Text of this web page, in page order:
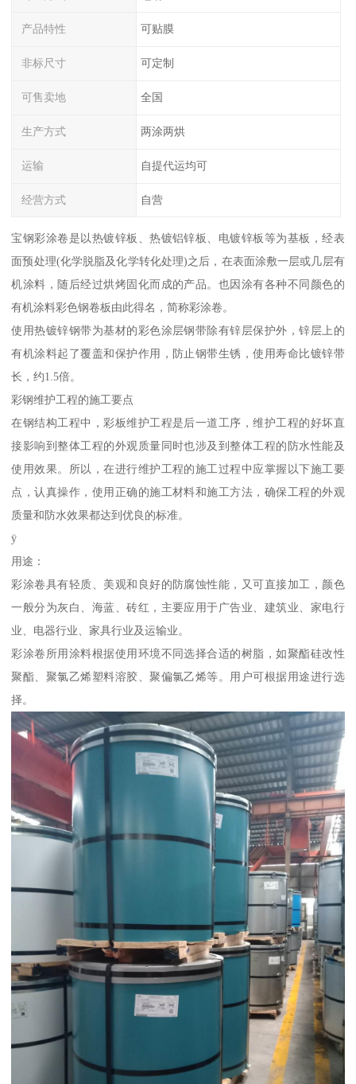
产品特性 可贴膜
非标尺寸 可定制
可售卖地 全国
生产方式 两涂两烘
运输 自提代运均可
经营方式 自营
宝钢彩涂卷是以热镀锌板、热镀铝锌板、电镀锌板等为基板，经表
面预处理(化学脱脂及化学转化处理)之后，在表面涂敷一层或几层有
机涂料，随后经过烘烤固化而成的产品。也因涂有各种不同颜色的
有机涂料彩色钢卷板由此得名，简称彩涂卷。
使用热镀锌钢带为基材的彩色涂层钢带除有锌层保护外，锌层上的
有机涂料起了覆盖和保护作用，防止钢带生锈，使用寿命比镀锌带
长，约1.5倍。
彩钢维护工程的施工要点
在钢结构工程中，彩板维护工程是后一道工序，维护工程的好坏直
接影响到整体工程的外观质量同时也涉及到整体工程的防水性能及
使用效果。所以，在进行维护工程的施工过程中应掌握以下施工要
点，认真操作，使用正确的施工材料和施工方法，确保工程的外观
质量和防水效果都达到优良的标准。
ÿ
用途：
彩涂卷具有轻质、美观和良好的防腐蚀性能，又可直接加工，颜色
一般分为灰白、海蓝、砖红，主要应用于广告业、建筑业、家电行
业、电器行业、家具行业及运输业。
彩涂卷所用涂料根据使用环境不同选择合适的树脂，如聚酯硅改性
聚酯、聚氯乙烯塑料溶胶、聚偏氯乙烯等。用户可根据用途进行选
择。